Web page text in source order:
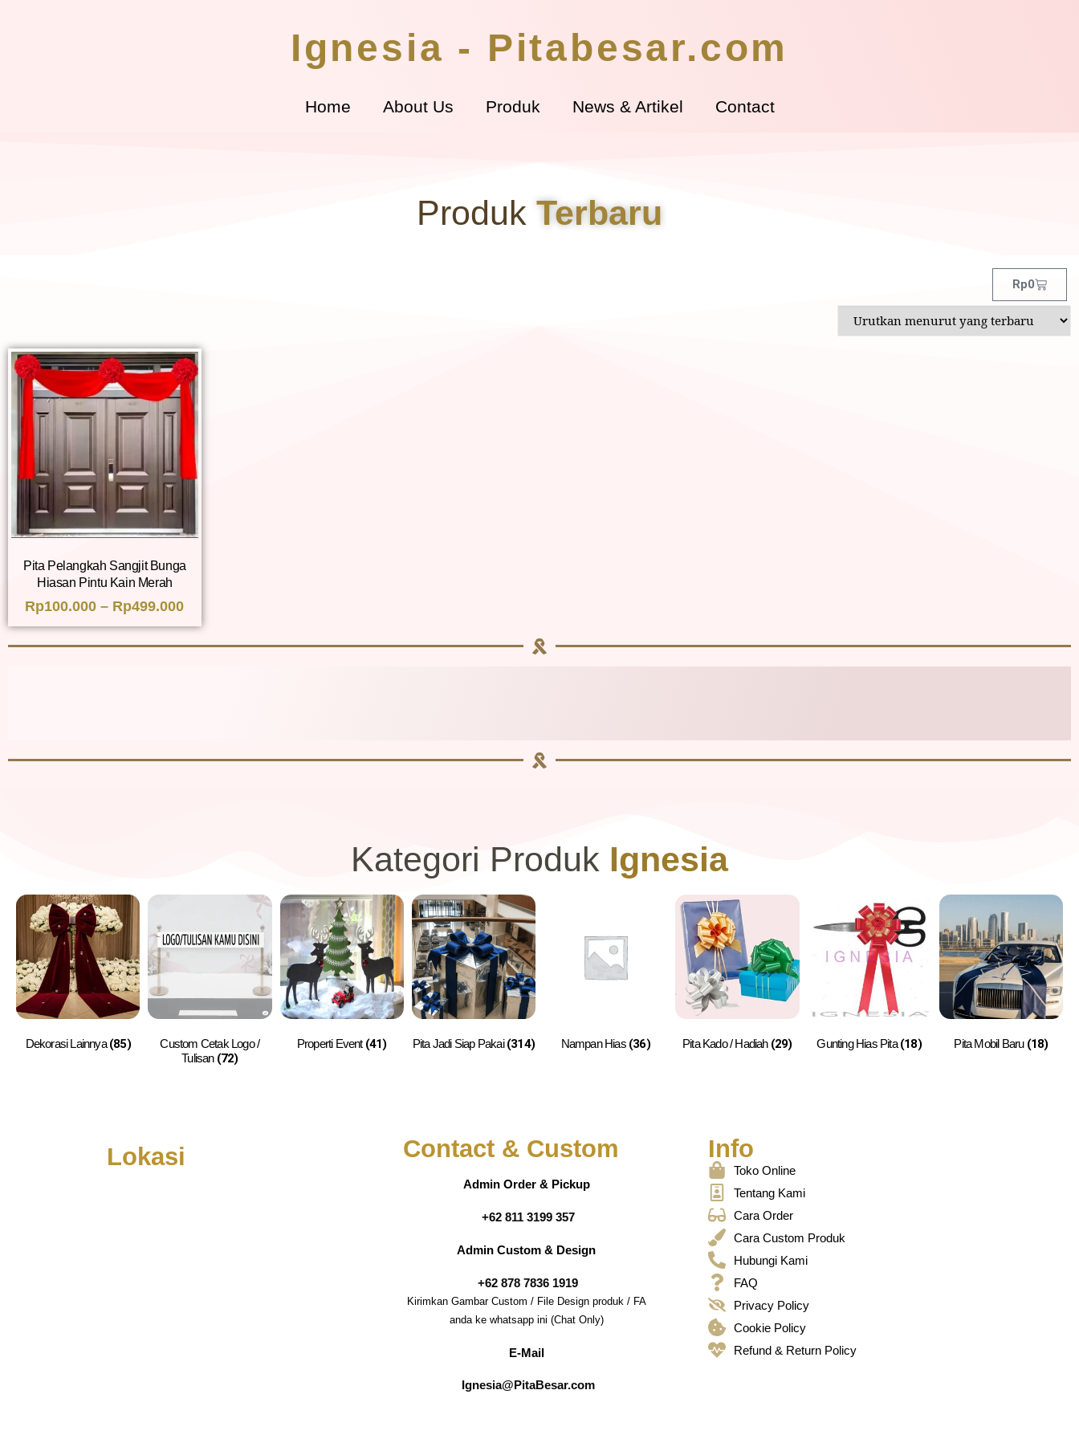
Ignesia - Pitabesar.com
Home About Us Produk News & Artikel Contact
Produk Terbaru
Rp0
Pita Pelangkah Sangjit Bunga
Hiasan Pintu Kain Merah
Rp100.000 – Rp499.000
Kategori Produk Ignesia
Dekorasi Lainnya(85)
Custom Cetak Logo /
Tulisan (72)
Properti Event (41) Pita Jadi Siap Pakai(314) Nampan Hias (36) Pita Kado / Hadiah (29) Gunting Hias Pita(18) Pita Mobil Baru (18)
Lokasi Contact & Custom
Admin Order & Pickup
+62 811 3199 357
Admin Custom & Design
+62 878 7836 1919
Kirimkan Gambar Custom / File Design produk / FA
anda ke whatsapp ini (Chat Only)
E-Mail
Ignesia@PitaBesar.com
Info
Toko Online
Tentang Kami
Cara Order
Cara Custom Produk
Hubungi Kami
FAQ
Privacy Policy
Cookie Policy
Refund & Return Policy